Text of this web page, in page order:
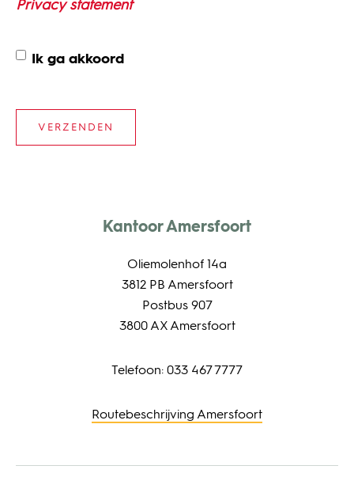
Privacy statement
Ik ga akkoord
Kantoor Amersfoort
Oliemolenhof 14a
3812 PB Amersfoort
Postbus 907
3800 AX Amersfoort
Telefoon: 033 467 7777
Routebeschrijving Amersfoort